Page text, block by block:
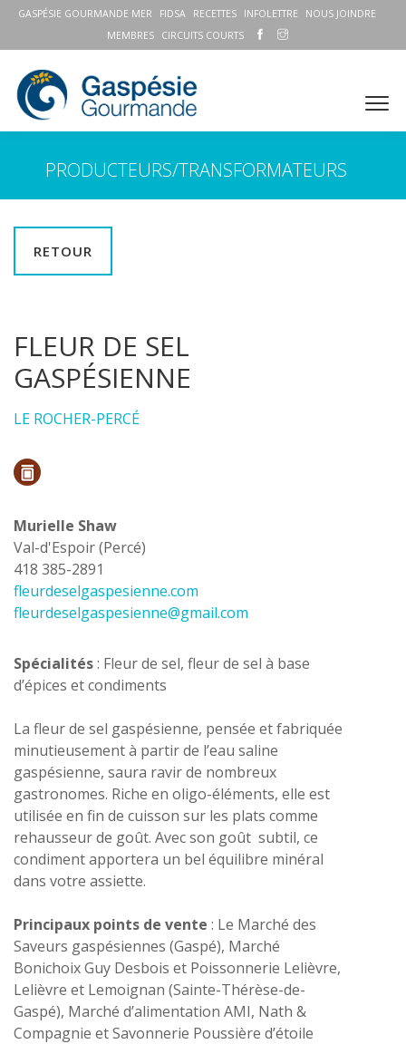
GASPÉSIE GOURMANDE MER FIDSA RECETTES INFOLETTRE
NOUS JOINDRE
MEMBRES
CIRCUITS COURTS
PRODUCTEURS/TRANSFORMATEURS
RETOUR
FLEUR DE SEL
GASPÉSIENNE
LE ROCHER-PERCÉ
Murielle Shaw
Val-d'Espoir (Percé)
418 385-2891
fleurdeselgaspesienne.com
fleurdeselgaspesienne@gmail.com
Spécialités: Fleur de sel, fleur de sel à base
d’épices et condiments
La fleur de sel gaspésienne, pensée et fabriquée
minutieusement à partir de l’eau saline
gaspésienne, saura ravir de nombreux
gastronomes. Riche en oligo-éléments, elle est
utilisée en fin de cuisson sur les plats comme
rehausseur de goût. Avec son goût subtil, ce
condiment apportera un bel équilibre minéral
dans votre assiette.
Principaux points de vente : Le Marché des
Saveurs gaspésiennes (Gaspé), Marché
Bonichoix Guy Desbois et Poissonnerie Lelièvre,
Lelièvre et Lemoignan (Sainte-Thérèse-de-
Gaspé), Marché d’alimentation AMI, Nath &
Compagnie et Savonnerie Poussière d’étoile